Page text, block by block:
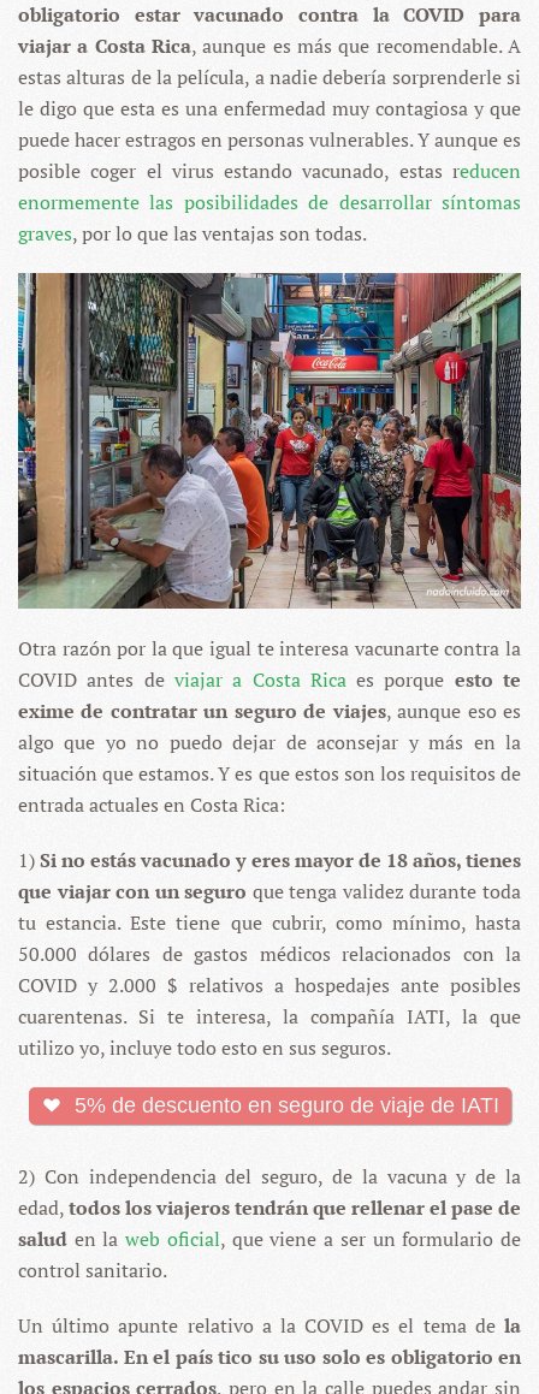
obligatorio estar vacunado contra la COVID para
viajar a Costa Rica, aunque es más que recomendable. A
estas alturas de la película, a nadie debería sorprenderle si
le digo que esta es una enfermedad muy contagiosa y que
puede hacer estragos en personas vulnerables. Y aunque es
posible coger el virus estando vacunado, estas reducen
enormemente las posibilidades de desarrollar síntomas
graves, por lo que las ventajas son todas.
Otra razón por la que igual te interesa vacunarte contra la
COVID antes de viajar a Costa Ricaes porque esto te
exime de contratar un seguro de viajes, aunque eso es
algo que yo no puedo dejar de aconsejar y más en la
situación que estamos. Y es que estos son los requisitos de
entrada actuales en Costa Rica:
1)Si no estás vacunado y eres mayor de 18 años, tienes
que viajar con un seguro que tenga validez durante toda
tu estancia. Este tiene que cubrir, como mínimo, hasta
50.000 dólares de gastos médicos relacionados con la
COVID y 2.000 $ relativos a hospedajes ante posibles
cuarentenas. Si te interesa, la compañía IATI, la que
utilizo yo, incluye todo esto en sus seguros.
5% de descuento en seguro de viaje de IATI
2) Con independencia del seguro, de la vacuna y de la
edad,todos los viajeros tendrán que rellenar el pase de
salud en laweb oficial, que viene a ser un formulario de
control sanitario.
Un último apunte relativo a la COVID es el tema de la
mascarilla. En el país tico su uso solo es obligatorio en
los espacios cerrados, pero en la calle puedes andar sin